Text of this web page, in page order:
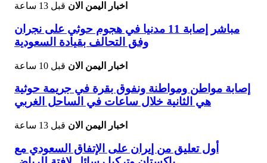
اخبار اليمن الان قبل 13 ساعة
مباشر إصابة 11 مدنيا في هجوم حوثي على نجران
وفق التحالف بقيادة السعودية
اخبار اليمن الان قبل 10 ساعة
إصابة مواطن ومواطنة ونفوق بقرة في جريمة حوثية
هي الثانية خلال ساعات في الساحل الغربي
اخبار اليمن الان قبل 13 ساعة
أول تعليق من إيران على الإتفاق السعودي مع